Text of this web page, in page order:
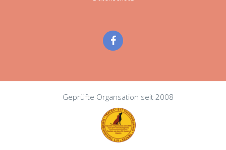
Geprüfte Organsation seit 2008